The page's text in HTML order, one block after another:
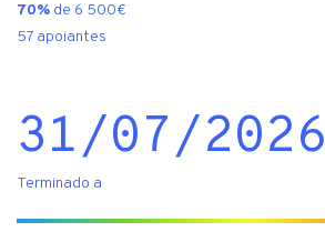
70% de 6 500€
57 apoiantes
31/07/2026
Terminado a